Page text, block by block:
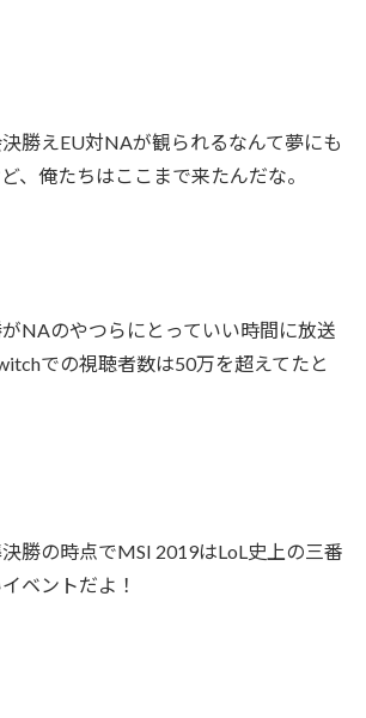
勝えEU対NAが観られるなんて夢にも
、俺たちはここまで来たんだな。
NAのやつらにとっていい時間に放送
での視聴者数は50万を超えてたと
勝の時点でMSI 2019はLoL史上の三番
ベントだよ！